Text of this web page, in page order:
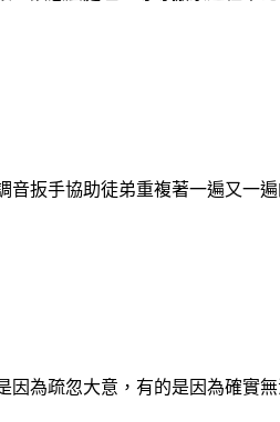
扳手協助徒弟重複著一遍又一
為疏忽大意，有的是因為確實